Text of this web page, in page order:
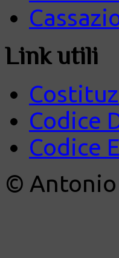
Link utili
Codice
Codice
© Antonio